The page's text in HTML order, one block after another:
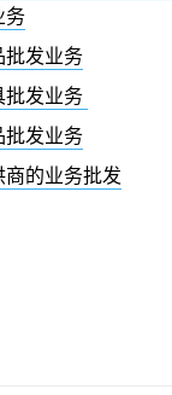
务
批发业务
批发业务
发业务
的业务批发